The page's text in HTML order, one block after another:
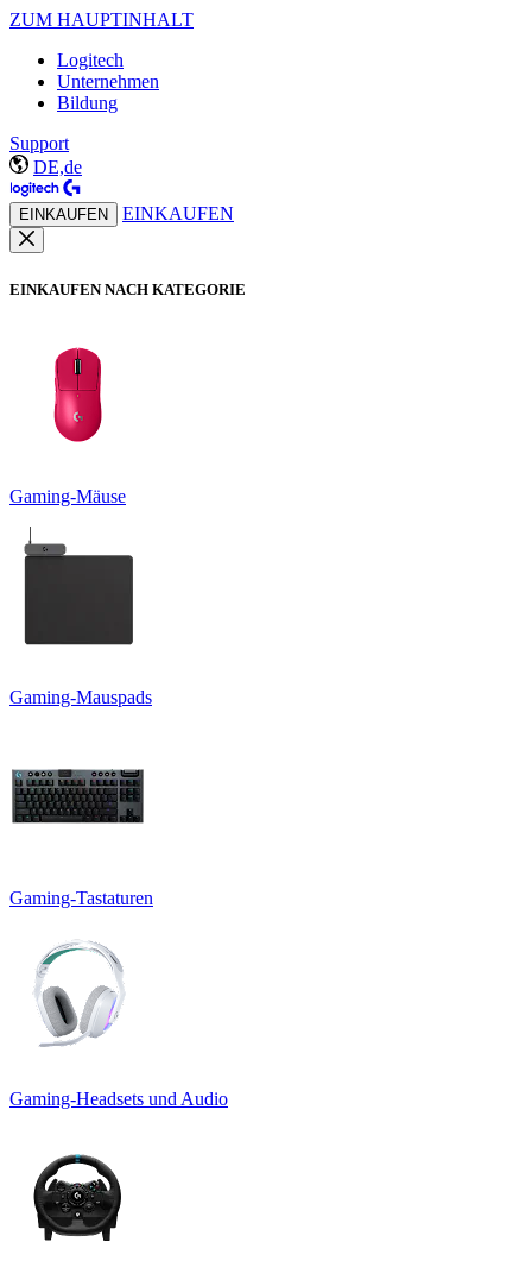
ZUM HAUPTINHALT
Logitech
Unternehmen
Bildung
Support
DE,de
EINKAUFEN EINKAUFEN
EINKAUFEN NACH KATEGORIE
Gaming-Mäuse
Gaming-Mauspads
Gaming-Tastaturen
Gaming-Headsets und Audio